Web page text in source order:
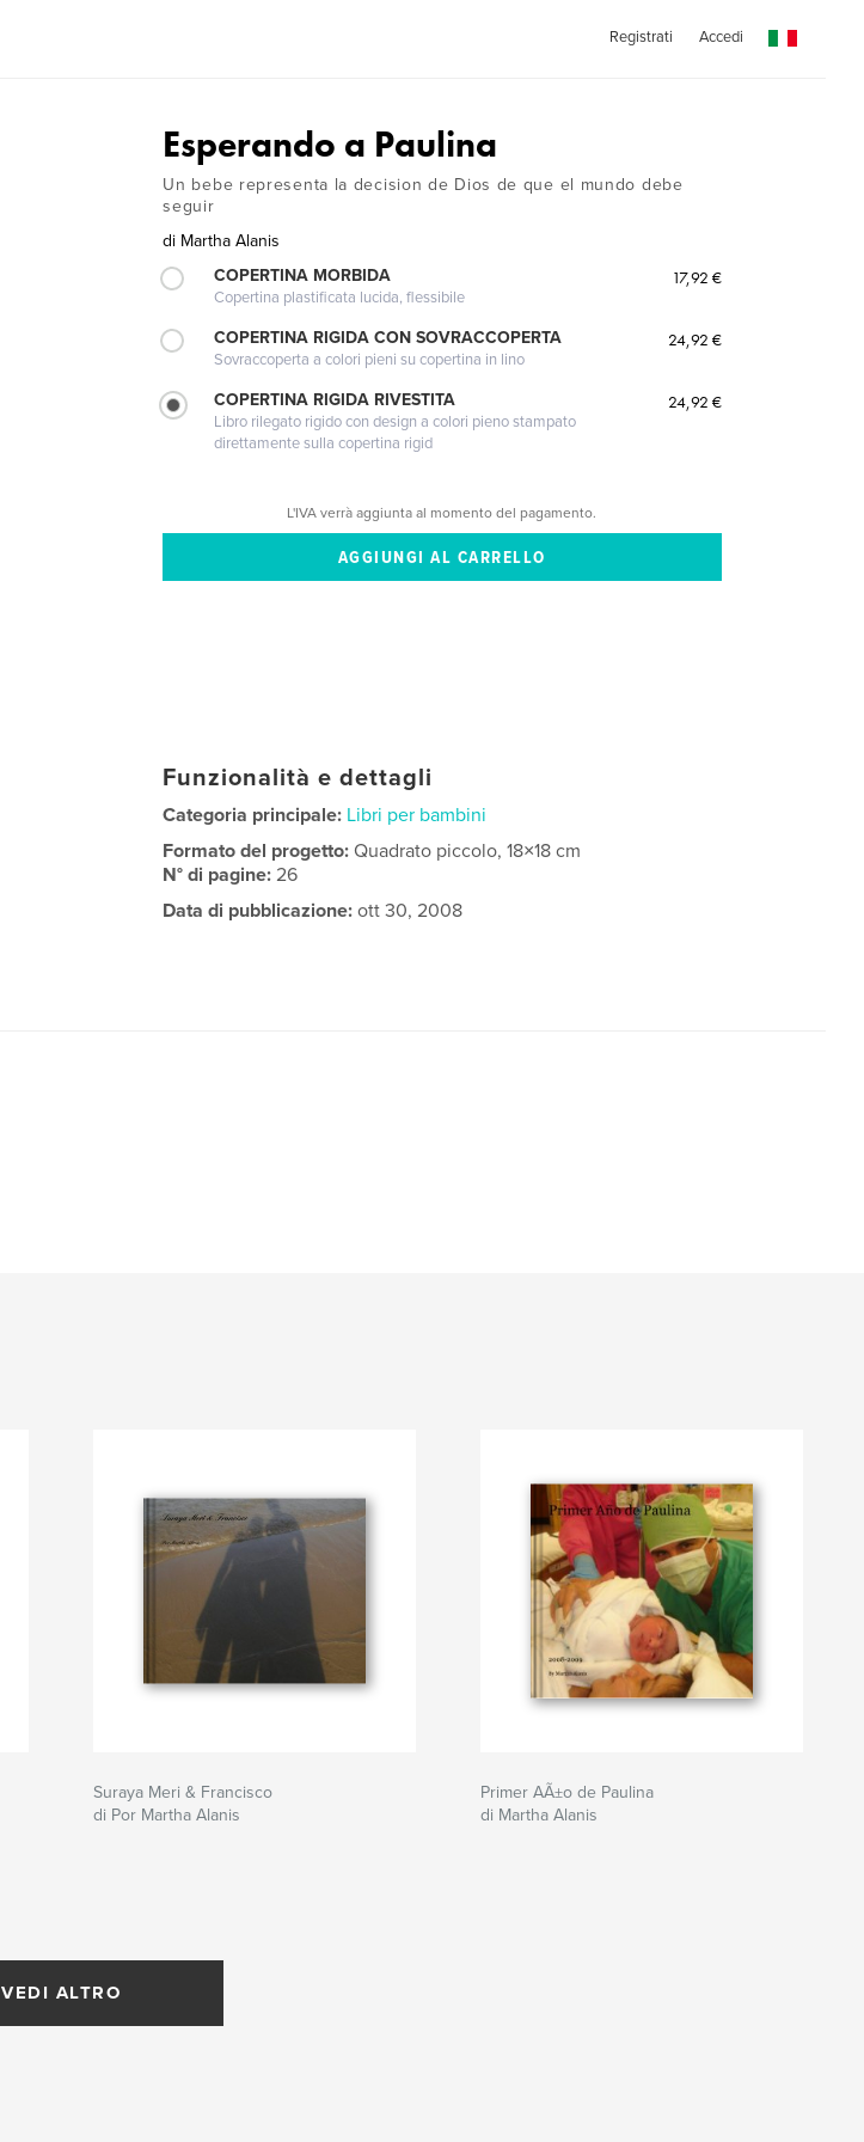
Registrati Accedi
Esperando a Paulina
Un bebe representa la decision de Dios de que el mundo debe
seguir
di Martha Alanis
COPERTINA MORBIDA
Copertina plastificata lucida, flessibile
17,92 €
COPERTINA RIGIDA CON SOVRACCOPERTA
Sovraccoperta a colori pieni su copertina in lino
24,92 €
COPERTINA RIGIDA RIVESTITA
Libro rilegato rigido con design a colori pieno stampato
direttamente sulla copertina rigid
24,92 €
L'IVA verrà aggiunta al momento del pagamento.
Funzionalità e dettagli
Categoria principale: Libri per bambini
Formato del progetto:Quadrato piccolo, 18×18 cm
N° di pagine:26
Data di pubblicazione: ott 30, 2008
Suraya Meri & Francisco
di Por Martha Alanis
Primer AÃ±o de Paulina
di Martha Alanis
VEDI ALTRO